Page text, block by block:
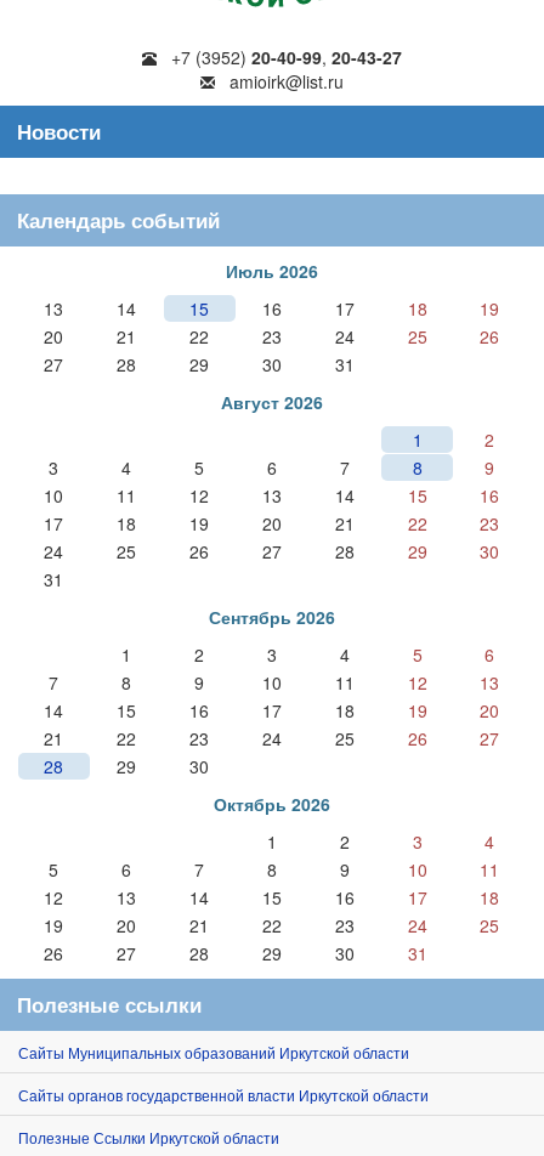
+7 (3952) 20-40-99, 20-43-27
amioirk@list.ru
Новости
Календарь событий
Июль 2026
13
14 15 16 17 18
19
20
21 22 23 24 25
26
27
28 29 30
31
Август 2026
1
2
3
4 5 6 7 8
9
10
11 12 13 14 15
16
17
18 19 20 21 22
23
24
25 26 27 28 29
30
31
Сентябрь 2026
1
2 3 4 5
6
7
8 9 10 11 12
13
14
15 16 17 18 19
20
21
22 23 24 25 26
27
28
29
30
Октябрь 2026
1
2 3
4
5
6 7 8 9 10
11
12
13 14 15 16 17
18
19
20 21 22 23 24
25
26
27 28 29 30 31
Полезные ссылки
Сайты Муниципальных образований Иркутской области
Сайты органов государственной власти Иркутской области
Полезные Ссылки Иркутской области